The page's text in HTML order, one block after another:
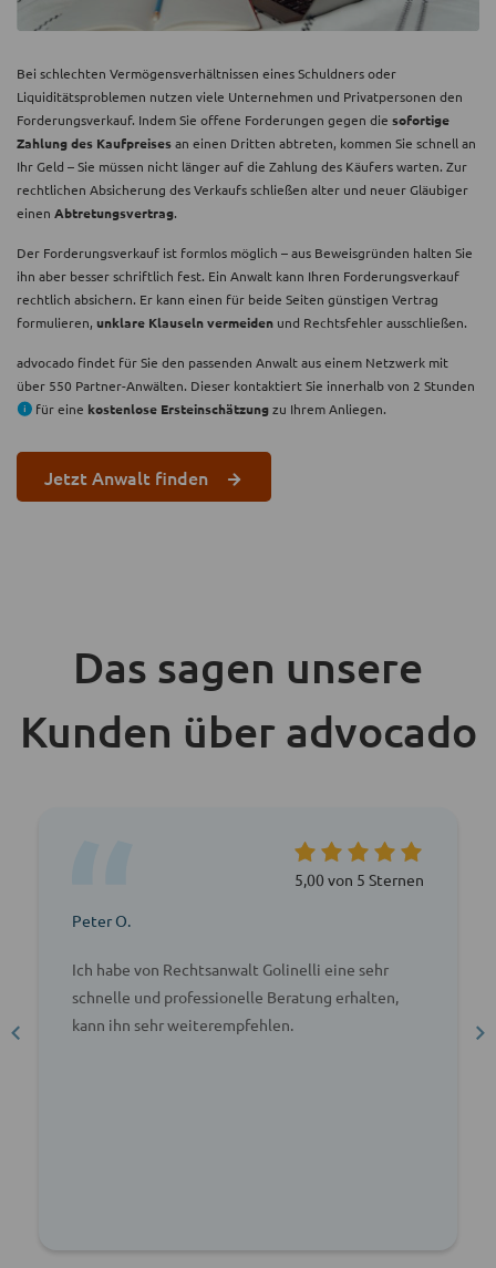
Bei schlechten Vermögensverhältnissen eines Schuldners oder
Liquiditätsproblemen nutzen viele Unternehmen und Privatpersonen den
Forderungsverkauf. Indem Sie offene Forderungen gegen die sofortige
Zahlung des Kaufpreisesan einen Dritten abtreten, kommen Sie schnell an
Ihr Geld – Sie müssen nicht länger auf die Zahlung des Käufers warten. Zur
rechtlichen Absicherung des Verkaufs schließen alter und neuer Gläubiger
einen Abtretungsvertrag.
Der Forderungsverkauf ist formlos möglich – aus Beweisgründen halten Sie
ihn aber besser schriftlich fest. Ein Anwalt kann Ihren Forderungsverkauf
rechtlich absichern. Er kann einen für beide Seiten günstigen Vertrag
formulieren, unklare Klauseln vermeiden und Rechtsfehler ausschließen.
advocado findet für Sie den passenden Anwalt aus einem Netzwerk mit
über 550 Partner-Anwälten. Dieser kontaktiert Sie innerhalb von 2 Stunden
für eine kostenlose Ersteinschätzungzu Ihrem Anliegen.
Jetzt Anwalt finden
Das sagen unsere
Kunden über advocado
5,00 von 5 Sternen
Peter O.
Ich habe von Rechtsanwalt Golinelli eine sehr
schnelle und professionelle Beratung erhalten,
kann ihn sehr weiterempfehlen.